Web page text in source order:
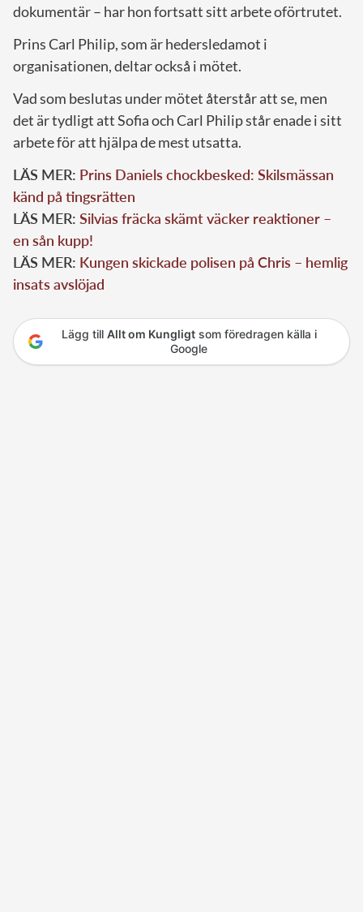
dokumentär – har hon fortsatt sitt arbete oförtrutet.
Prins Carl Philip, som är hedersledamot i
organisationen, deltar också i mötet.
Vad som beslutas under mötet återstår att se, men
det är tydligt att Sofia och Carl Philip står enade i sitt
arbete för att hjälpa de mest utsatta.
LÄS MER: Prins Daniels chockbesked: Skilsmässan
känd på tingsrätten
LÄS MER: Silvias fräcka skämt väcker reaktioner –
en sån kupp!
LÄS MER: Kungen skickade polisen på Chris – hemlig
insats avslöjad
Lägg till Allt om Kungligtsom föredragen källa i
Google